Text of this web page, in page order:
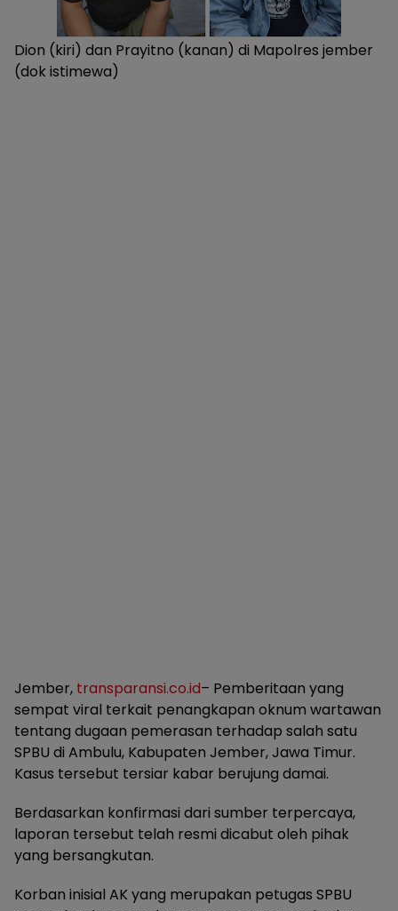
Dion (kiri) dan Prayitno (kanan) di Mapolres jember
(dok istimewa)
Jember, transparansi.co.id– Pemberitaan yang
sempat viral terkait penangkapan oknum wartawan
tentang dugaan pemerasan terhadap salah satu
SPBU di Ambulu, Kabupaten Jember, Jawa Timur.
Kasus tersebut tersiar kabar berujung damai.
Berdasarkan konfirmasi dari sumber terpercaya,
laporan tersebut telah resmi dicabut oleh pihak
yang bersangkutan.
Korban inisial AK yang merupakan petugas SPBU